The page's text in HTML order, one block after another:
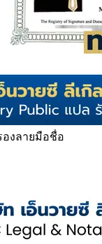
งลายมือชื่อ